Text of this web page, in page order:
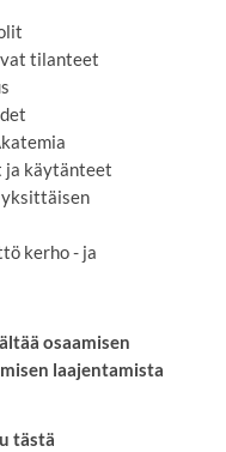
tilanteet
ja käytänteet
yksittäisen
kerho - ja
osaamisen
laajentamista
tästä